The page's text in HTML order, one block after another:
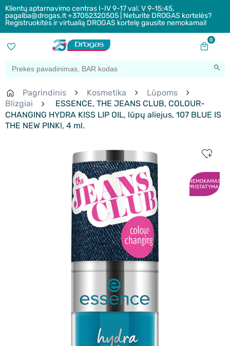
Klientų aptarnavimo centras I-IV 9-17 val. V 9-15:45,
pagalba@drogas.lt +37052320505 | Neturite DROGAS kortelės?
Registruokitės ir virtualią DROGAS kortelę gausite nemokamai!
0
Pagrindinis Kosmetika
Lūpoms
Blizgiai
ESSENCE, THE JEANS CLUB, COLOUR-
CHANGING HYDRA KISS LIP OIL, lūpų aliejus, 107 BLUE IS
THE NEW PINK!, 4 ml.
NEMOKAMAS
PRISTATYMAS